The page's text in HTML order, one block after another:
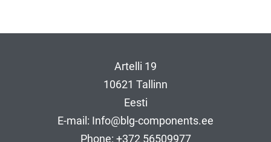
Artelli 19
10621 Tallinn
Eesti
E-mail: Info@blg-components.ee
Phone: +372 56509977